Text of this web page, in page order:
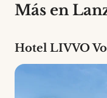
Más en
Hotel LIVVO